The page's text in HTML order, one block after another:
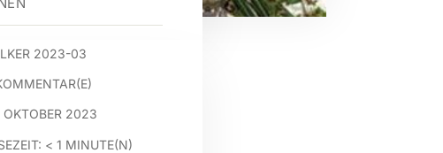
2023-03
OKTOBER 2023
< 1 MINUTE(N)